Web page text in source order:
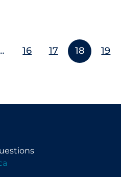
16 17 18 19